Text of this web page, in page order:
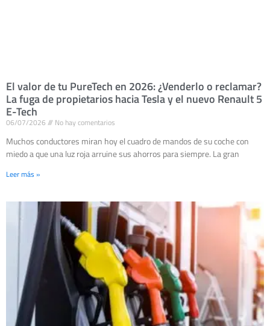
El valor de tu PureTech en 2026: ¿Venderlo o reclamar?
La fuga de propietarios hacia Tesla y el nuevo Renault 5
E-Tech
06/07/2026 No hay comentarios
Muchos conductores miran hoy el cuadro de mandos de su coche con
miedo a que una luz roja arruine sus ahorros para siempre. La gran
Leer más »